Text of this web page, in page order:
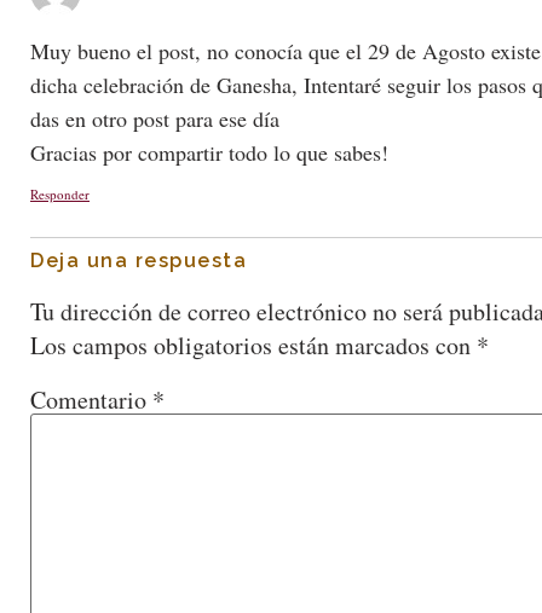
Muy bueno el post, no conocía que el 29 de Agosto existe
dicha celebración de Ganesha, Intentaré seguir los pasos
das en otro post para ese día
Gracias por compartir todo lo que sabes!
Responder
Deja una respuesta
Tu dirección de correo electrónico no será
Los campos obligatorios están marcados con *
Comentario *